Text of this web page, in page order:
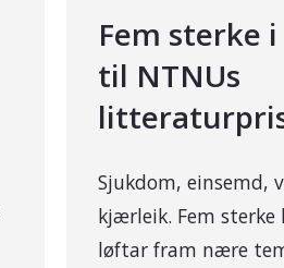
Fem sterke
til NTNUs
Sjukdom, einsemd,
kjærleik. Fem
løftar fram nære